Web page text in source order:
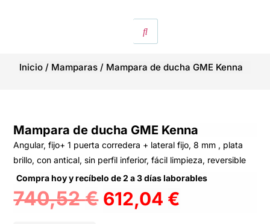
Inicio / Mamparas / Mampara de ducha GME Kenna
Mampara de ducha GME Kenna
Angular, fijo+ 1 puerta corredera + lateral fijo, 8 mm , plata
brillo, con antical, sin perfil inferior, fácil limpieza, reversible
Compra hoy y recíbelo de 2 a 3 días laborables
740,52€ 612,04 €